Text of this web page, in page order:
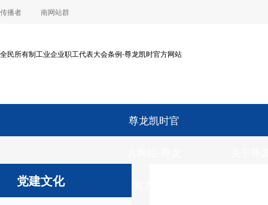
传播者 南网站群
全民所有制工业企业职工代表大会条例-尊龙凯时官方网站
尊龙凯时官
党建文化